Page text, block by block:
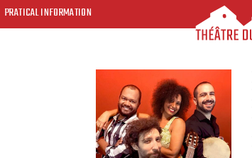
PRATICAL INFORMATION